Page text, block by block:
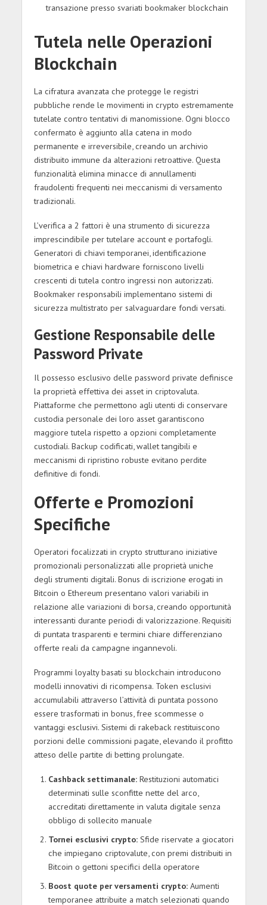
transazione presso svariati bookmaker blockchain
Tutela nelle Operazioni
Blockchain
La cifratura avanzata che protegge le registri
pubbliche rende le movimenti in crypto estremamente
tutelate contro tentativi di manomissione. Ogni blocco
confermato è aggiunto alla catena in modo
permanente e irreversibile, creando un archivio
distribuito immune da alterazioni retroattive. Questa
funzionalità elimina minacce di annullamenti
fraudolenti frequenti nei meccanismi di versamento
tradizionali.
L’verifica a 2 fattori è una strumento di sicurezza
imprescindibile per tutelare account e portafogli.
Generatori di chiavi temporanei, identificazione
biometrica e chiavi hardware forniscono livelli
crescenti di tutela contro ingressi non autorizzati.
Bookmaker responsabili implementano sistemi di
sicurezza multistrato per salvaguardare fondi versati.
Gestione Responsabile delle
Password Private
Il possesso esclusivo delle password private definisce
la proprietà effettiva dei asset in criptovaluta.
Piattaforme che permettono agli utenti di conservare
custodia personale dei loro asset garantiscono
maggiore tutela rispetto a opzioni completamente
custodiali. Backup codificati, wallet tangibili e
meccanismi di ripristino robuste evitano perdite
definitive di fondi.
Offerte e Promozioni
Specifiche
Operatori focalizzati in crypto strutturano iniziative
promozionali personalizzati alle proprietà uniche
degli strumenti digitali. Bonus di iscrizione erogati in
Bitcoin o Ethereum presentano valori variabili in
relazione alle variazioni di borsa, creando opportunità
interessanti durante periodi di valorizzazione. Requisiti
di puntata trasparenti e termini chiare differenziano
offerte reali da campagne ingannevoli.
Programmi loyalty basati su blockchain introducono
modelli innovativi di ricompensa. Token esclusivi
accumulabili attraverso l’attività di puntata possono
essere trasformati in bonus, free scommesse o
vantaggi esclusivi. Sistemi di rakeback restituiscono
porzioni delle commissioni pagate, elevando il profitto
atteso delle partite di betting prolungate.
Cashback settimanale:Restituzioni automatici
determinati sulle sconfitte nette del arco,
accreditati direttamente in valuta digitale senza
obbligo di sollecito manuale
Tornei esclusivi crypto:Sfide riservate a giocatori
che impiegano criptovalute, con premi distribuiti in
Bitcoin o gettoni specifici della operatore
Boost quote per versamenti crypto:Aumenti
temporanee attribuite a match selezionati quando